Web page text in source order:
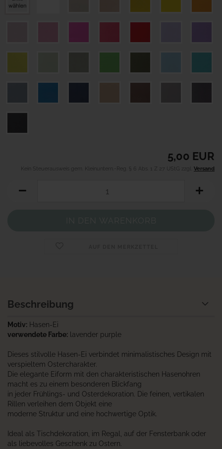
5,00 EUR
Kein Steuerausweis gem. Kleinuntern.-Reg. § 6 Abs. 1 Z 27 UStG zzgl. Versand
Beschreibung
Motiv: Hasen-Ei
verwendete Farbe: lavender purple
Dieses stilvolle Hasen-Ei verbindet minimalistisches Design mit
verspieltem Ostercharakter.
Die elegante Eiform mit den charakteristischen Hasenohren
macht es zu einem besonderen Blickfang
in jeder Frühlings- und Osterdekoration. Die feinen, vertikalen
Rillen verleihen dem Objekt eine
moderne Struktur und eine hochwertige Optik.
Ideal als Tischdekoration, im Regal, auf der Fensterbank oder
als liebevolles Geschenk zu Ostern.